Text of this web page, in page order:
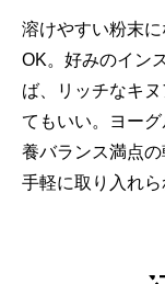
溶けやすい粉末
OK。好みのイン
ば、リッチなキ
てもいい。ヨー
養バランス満点
手軽に取り入れら